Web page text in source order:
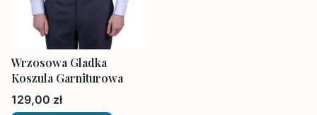
Wrzosowa Gladka
Koszula Garniturowa
Cena
129,00 zł